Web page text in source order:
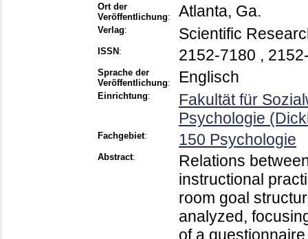
Ort der
Veröffentlichung: Atlanta, Ga.
Verlag: Scientific
ISSN : 2152-7180 ,
Sprache der
Veröffentlichung: Englisch
Einrichtung:
Fakultät für
Psychologie
Fachgebiet: 150 Psychologie
Abstract:
Relations
instructional
room goal
analyzed,
of a